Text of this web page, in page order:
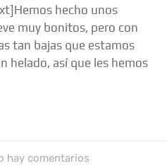
hecho unos
muy bonitos, pero con
tan bajas que estamos
helado, así que les hemos
hay comentarios